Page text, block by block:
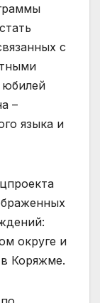
с
юбилей
–
языка и
округе и
Коряжме.